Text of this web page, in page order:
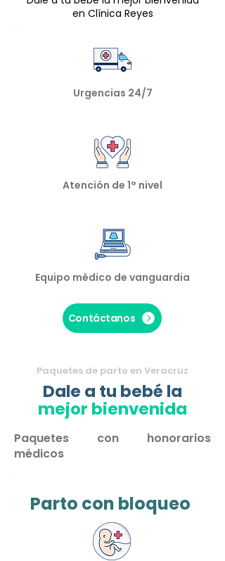
en Clínica Reyes
Urgencias 24/7
Atención de 1° nivel
Equipo médico de vanguardia
Contáctanos
Paquetes de parto en Veracruz
Dale a tu bebé la
mejor bienvenida
Paquetes con honorarios
médicos
Parto con bloqueo